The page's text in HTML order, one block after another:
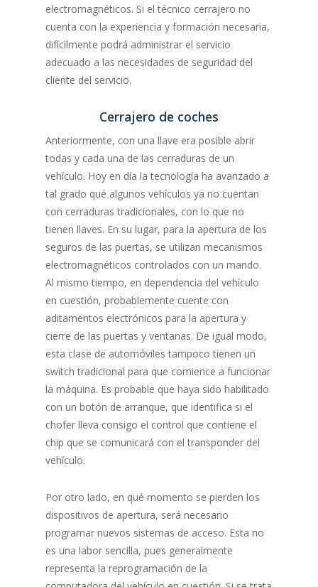
electromagnéticos. Si el técnico cerrajero no
cuenta con la experiencia y formación necesaria,
difícilmente podrá administrar el servicio
adecuado a las necesidades de seguridad del
cliente del servicio.
Cerrajero de coches
Anteriormente, con una llave era posible abrir
todas y cada una de las cerraduras de un
vehículo. Hoy en día la tecnología ha avanzado a
tal grado qué algunos vehículos ya no cuentan
con cerraduras tradicionales, con lo que no
tienen llaves. En su lugar, para la apertura de los
seguros de las puertas, se utilizan mecanismos
electromagnéticos controlados con un mando.
Al mismo tiempo, en dependencia del vehículo
en cuestión, probablemente cuente con
aditamentos electrónicos para la apertura y
cierre de las puertas y ventanas. De igual modo,
esta clase de automóviles tampoco tienen un
switch tradicional para que comience a funcionar
la máquina. Es probable que haya sido habilitado
con un botón de arranque, que identifica si el
chofer lleva consigo el control que contiene el
chip que se comunicará con el transponder del
vehículo.
Por otro lado, en qué momento se pierden los
dispositivos de apertura, será necesario
programar nuevos sistemas de acceso. Esta no
es una labor sencilla, pues generalmente
representa la reprogramación de la